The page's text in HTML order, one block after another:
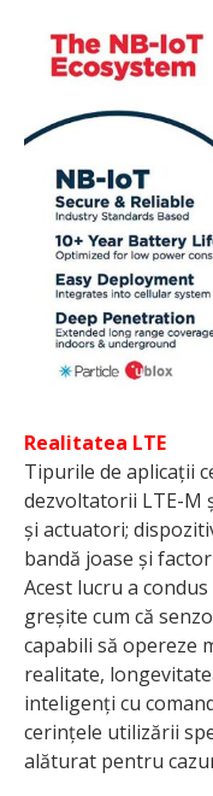
Realitatea LTE
Tipurile de aplicații
dezvoltatorii LTE-M
și actuatori;
bandă joase și
Acest lucru a
greșite cum că
capabili să opereze
realitate,
inteligenți cu
cerințele utilizării
alăturat pentru